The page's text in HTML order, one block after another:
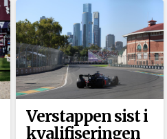
Verstappen sist i
kvalifiseringen